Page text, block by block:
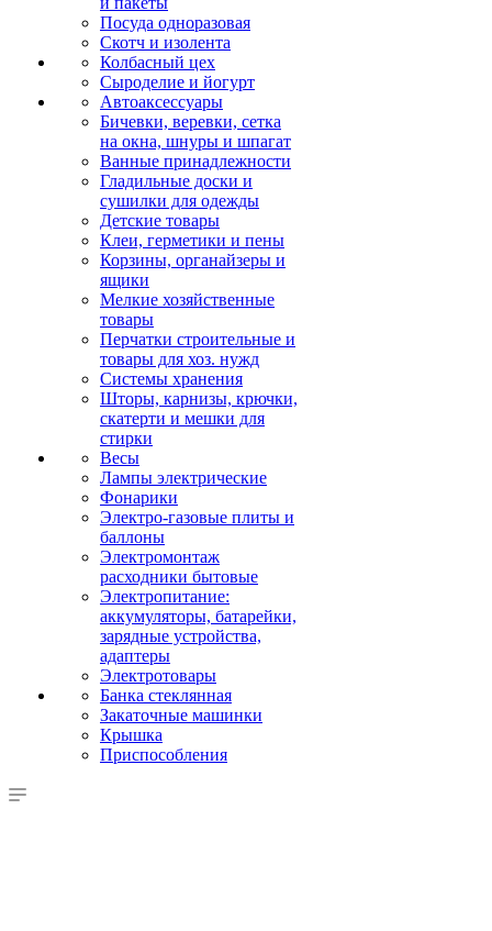
Посуда одноразовая
Скотч и изолента
Колбасный цех
Сыроделие и йогурт
Автоаксессуары
Бичевки, веревки, сетка
на окна, шнуры и шпагат
Ванные принадлежности
Гладильные доски и
сушилки для одежды
Детские товары
Клеи, герметики и пены
Корзины, органайзеры и
ящики
Мелкие хозяйственные
товары
Перчатки строительные и
товары для хоз. нужд
Системы хранения
Шторы, карнизы, крючки,
скатерти и мешки для
стирки
Весы
Лампы электрические
Фонарики
Электро-газовые плиты и
баллоны
Электромонтаж
расходники бытовые
Электропитание:
аккумуляторы, батарейки,
зарядные устройства,
адаптеры
Электротовары
Банка стеклянная
Закаточные машинки
Крышка
Приспособления